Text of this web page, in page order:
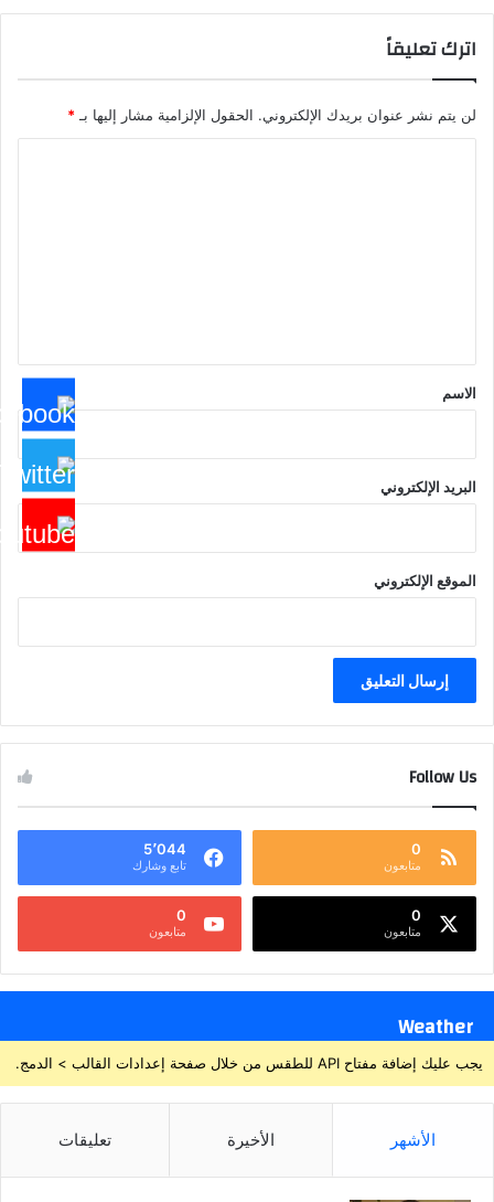
اترك تعليقاً
لن يتم نشر عنوان بريدك الإلكتروني. الحقول الإلزامية مشار إليها بـ *
*
الاسم
البريد الإلكتروني
الموقع الإلكتروني
Follow Us
0
متابعون
5٬044
تابع وشارك
0
متابعون
0
متابعون
Weather
يجب عليك إضافة مفتاح API للطقس من خلال صفحة إعدادات القالب > الدمج.
الأشهر الأخيرة تعليقات